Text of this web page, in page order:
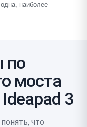
наиболее
по
моста
3
что